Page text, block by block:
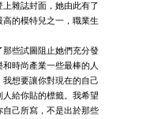
雜誌封面，她由此有了
的模特兒之一，職業生
些試圖阻止她們充分發
時尚產業一些最棒的人
想要讓你對現在的自己
給你貼的標籤。我希望
己所寫，不是出於那些